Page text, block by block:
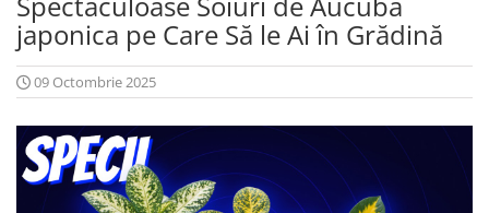
Bulbi de Echinacea
Bulbi de Fritillaria
Bulbi de Gladiole
Bulbi de Irisi - Stanjenel
Bulbi de Lalele
Păr - Pyrus communis
Smochini - Ficus carica
Viță de Vie - Vitis
Zmeur - Rubus
japonica pe Care Să le Ai în Grădină
09 Octombrie 2025